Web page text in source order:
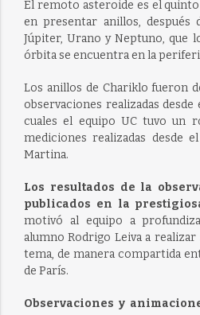
El remoto asteroide es el
en presentar anillos, después
Júpiter, Urano y Neptuno, que
órbita se encuentra en la
Los anillos de Chariklo fueron
observaciones realizadas
cuales el equipo UC tuvo un
mediciones realizadas desde
Martina.
Los resultados de la
publicados en la
motivó al equipo a
alumno Rodrigo Leiva a
tema, de manera compartida
de París.
Observaciones y